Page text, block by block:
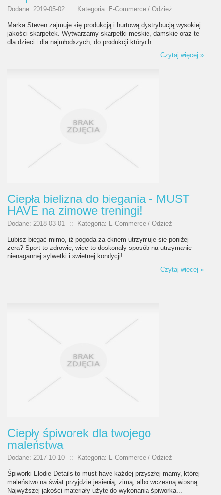
Dodane: 2019-05-02 :: Kategoria: E-Commerce / Odzież
Marka Steven zajmuje się produkcją i hurtową dystrybucją wysokiej
jakości skarpetek. Wytwarzamy skarpetki męskie, damskie oraz te
dla dzieci i dla najmłodszych, do produkcji których...
Czytaj więcej »
Ciepła bielizna do biegania - MUST
HAVE na zimowe treningi!
Dodane: 2018-03-01 :: Kategoria: E-Commerce / Odzież
Lubisz biegać mimo, iż pogoda za oknem utrzymuje się poniżej
zera? Sport to zdrowie, więc to doskonały sposób na utrzymanie
nienagannej sylwetki i świetnej kondycji!...
Czytaj więcej »
Ciepły śpiworek dla twojego
maleństwa
Dodane: 2017-10-10 :: Kategoria: E-Commerce / Odzież
Śpiworki Elodie Details to must-have każdej przyszłej mamy, której
maleństwo na świat przyjdzie jesienią, zimą, albo wczesną wiosną.
Najwyższej jakości materiały użyte do wykonania śpiworka...